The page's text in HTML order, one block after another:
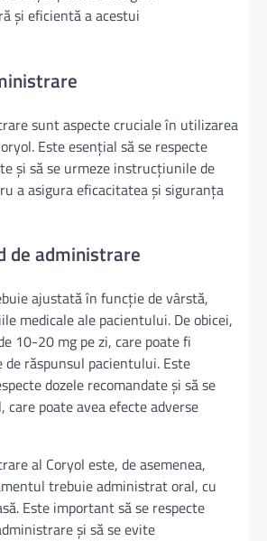
și eficientă a acestui
sunt aspecte cruciale în utilizarea
Este esențial să se respecte
și să se urmeze instrucțiunile de
a asigura eficacitatea și siguranța
de administrare
ajustată în funcție de vârstă,
medicale ale pacientului. De obicei,
10-20 mg pe zi, care poate fi
răspunsul pacientului. Este
dozele recomandate și să se
care poate avea efecte adverse
al Coryol este, de asemenea,
trebuie administrat oral, cu
Este important să se respecte
și să se evite